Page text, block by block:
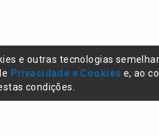
e outras tecnologias
Privacidade e Cookies e, ao
condições.